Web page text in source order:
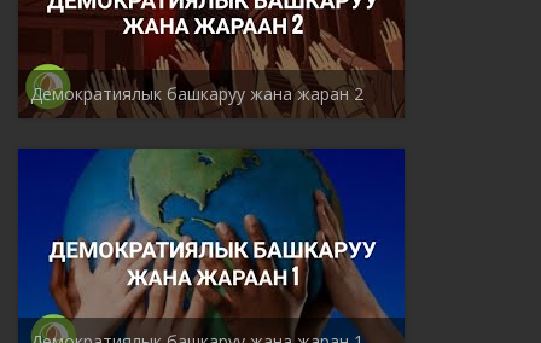
Демократиялык башкаруу жана жаран 2